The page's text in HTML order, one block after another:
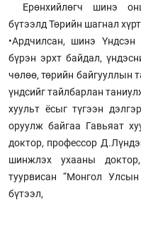
Ерөнхийлөгч шинэ
бүтээлд Төрийн шагнал
•Ардчилсан, шинэ Үндсэн
бүрэн эрхт байдал,
чөлөө, төрийн байгууллын
үндсийг тайлбарлан
хуульт ёсыг түгээн
оруулж байгаа Гавьяат
доктор, профессор
шинжлэх ухааны
туурвисан “Монгол
бүтээл,